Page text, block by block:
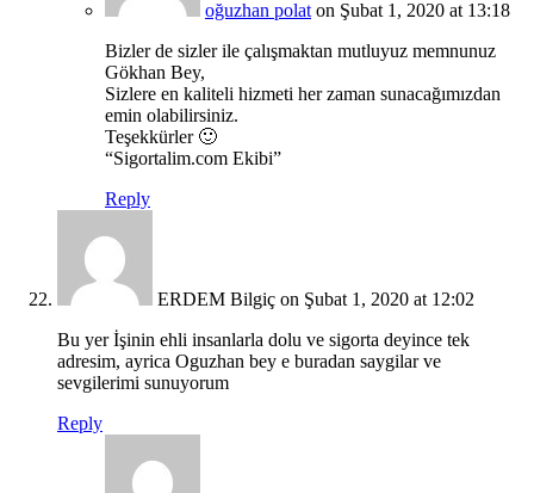
oğuzhan polat on Şubat 1, 2020 at 13:18
Bizler de sizler ile çalışmaktan mutluyuz memnunuz
Gökhan Bey,
Sizlere en kaliteli hizmeti her zaman sunacağımızdan
emin olabilirsiniz.
Teşekkürler 🙂
“Sigortalim.com Ekibi”
Reply
ERDEM Bilgiç on Şubat 1, 2020 at 12:02
Bu yer İşinin ehli insanlarla dolu ve sigorta deyince tek
adresim, ayrica Oguzhan bey e buradan saygilar ve
sevgilerimi sunuyorum
Reply